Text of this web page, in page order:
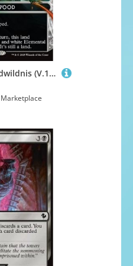
Aufgerüttelte Waldwildnis (V.1) EOS-39 Rare Deutsch Boosterfrisch - Stellar Sights - mit ReCollectibles-Versandschutz - für Magic/MTG